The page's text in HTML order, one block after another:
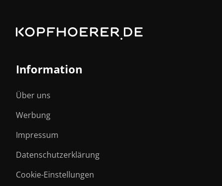
Information
Über uns
Werbung
Impressum
Datenschutzerklärung
Cookie-Einstellungen